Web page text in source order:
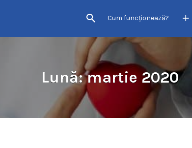
Cum funcţionează?
Lună:martie 2020